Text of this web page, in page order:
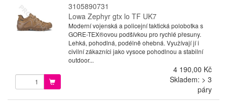
3105890731
Lowa Zephyr gtx lo TF UK7
Moderní vojenská a policejní taktická polobotka s
GORE-TEX®ovou podšívkou pro rychlé přesuny.
Lehká, pohodlná, podélně ohebná. Využívají jí i
civilní zákazníci jako vysoce pohodlnou a stabilní
outdoor...
4 190,00 Kč
Skladem: > 3
páry